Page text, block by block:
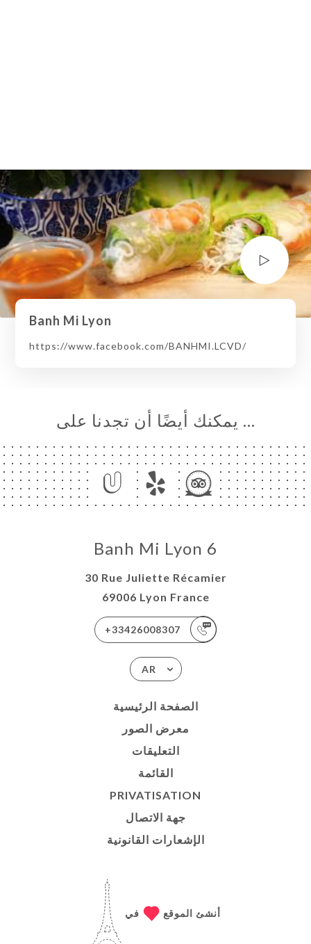
Banh Mi Lyon
https://www.facebook.com/BANHMI.LCVD/
… يمكنك أيضًا أن تجدنا على
Banh Mi Lyon 6
30 Rue Juliette Récamier
69006 Lyon France
+33426008307
AR
الصفحة الرئيسية
معرض الصور
التعليقات
القائمة
PRIVATISATION
جهة الاتصال
الإشعارات القانونية
أنشئ الموقع في